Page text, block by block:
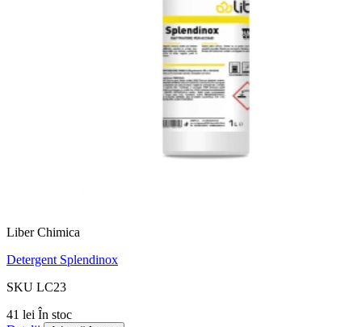
Liber Chimica
Detergent Splendinox
SKU LC23
41 lei În stoc